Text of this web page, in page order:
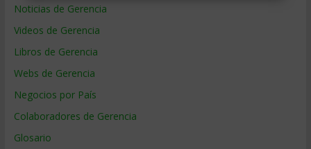
Noticias de Gerencia
Videos de Gerencia
Libros de Gerencia
Webs de Gerencia
Negocios por País
Colaboradores de Gerencia
Glosario